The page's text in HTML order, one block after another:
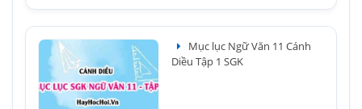
Mục lục Ngữ Văn 11 Cánh
Diều Tập 1 SGK